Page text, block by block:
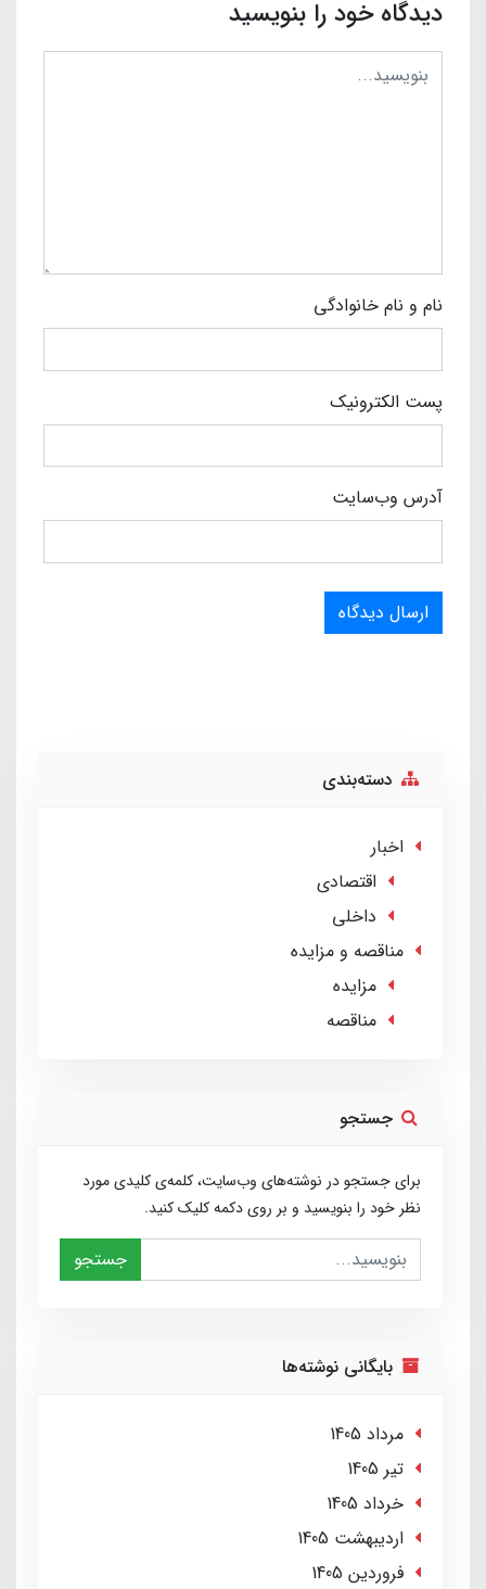
دیدگاه خود را بنویسید
نام و نام خانوادگی
پست الکترونیک
آدرس وب‌سایت
ارسال دیدگاه
دسته‌بندی
اخبار
اقتصادی
داخلی
مناقصه و مزایده
مزایده
مناقصه
جستجو
برای جستجو در نوشته‌های وب‌سایت، کلمه‌ی کلیدی مورد
نظر خود را بنویسید و بر روی دکمه کلیک کنید.
جستجو
بایگانی نوشته‌ها
مرداد 1405
تير 1405
خرداد 1405
ارديبهشت 1405
فروردین 1405